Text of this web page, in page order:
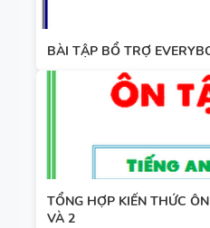
BÀI TẬP BỔ TRỢ
TỔNG HỢP KIẾN THỨC
VÀ 2